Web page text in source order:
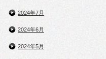
2024年7月
2024年6月
2024年5月